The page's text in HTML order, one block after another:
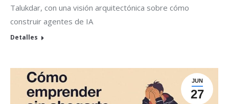
Talukdar, con una visión arquitectónica sobre cómo
construir agentes de IA
Detalles
JUN
27